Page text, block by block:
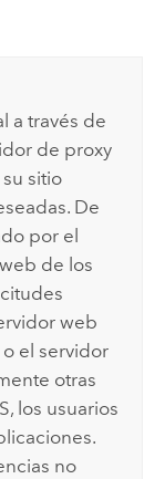
a través de
de proxy
sitio
De
por el
de los
web
o el servidor
otras
los usuarios
no